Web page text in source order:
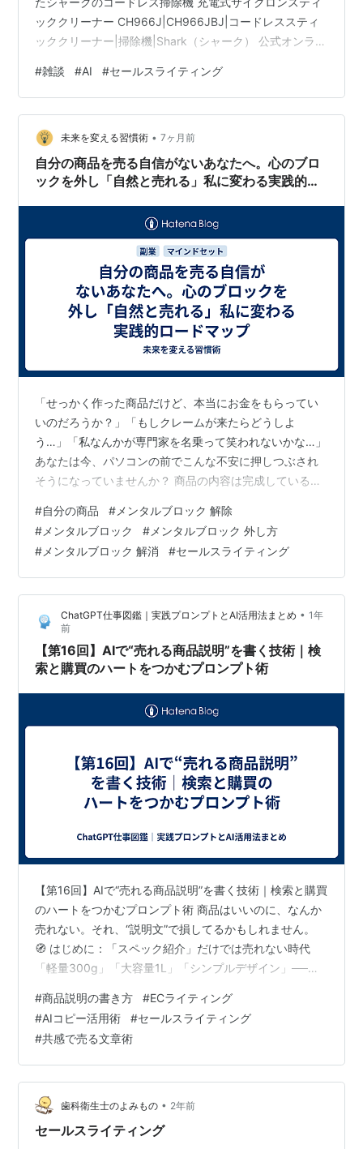
ッククリーナー CH966J|CH966JBJ|コードレススティ
ッククリーナー|掃除機|Shark（シャーク） 公式オンライ
インストア 失敗理由 コードレス、軽量などの宣伝に惑わ
され、一番大事な性能を見落とした 掃除機で一番重要な
性能は？ 掃除機から取り上げると掃除できなくなるもの
とは？ 掃除機で部屋をきれいにするのに一番必要なもの
とは？ ゴミを吸う力 ＝ 吸引力 です。 …
#雑談 #AI #セールスライティング
未来を変える習慣術 • 7ヶ月前
自分の商品を売る自信がないあなたへ。心のブロ
ックを外し「自然と売れる」私に変わる実践的ロ
「せっかく作った商品だけど、本当にお金をもらってい
いのだろうか？」「もしクレームが来たらどうしよ
う…」「私なんかが専門家を名乗って笑われないかな…」
あなたは今、パソコンの前でこんな不安に押しつぶされ
そうになっていませんか？ 商品の内容は完成している。
して告知するだけ。それなのに、最後の一歩がどうして
も踏み出せない。 その気持ち、痛いほどよくわかりま
す。 実は、「商品が売れない」と悩む人の9割は、商品
の質以前に、この「売る自信のなさ（メンタルブロッ
ク）」によって自滅しています。 しかし、断言します。
自信がないのは、あなたの能力が低いからではあり…
#自分の商品 # メンタルブロック 解除
# メンタルブロック # メンタルブロック 外し方
# メンタルブロック 解消 #セールスライティング
ChatGPT仕事図鑑｜実践プロンプトとAI活用法まとめ • 1年
前
【第16回】AIで“売れる商品説明”を書く技術｜検
索と購買のハートをつかむプロンプト術
【第16回】AIで“売れる商品説明”を書く技術｜検索と購買
のハートをつかむプロンプト術 商品はいいのに、なんか
売れない。それ、“説明文”で損してるかもしれません。
🧭 はじめに：「スペック紹介」だけでは売れない時代
「軽量300g」「大容量1L」「シンプルデザイン」──そ
ザーが欲しいのは、**“自分にとっての価値がわかる言
葉”**です。 だからこそAIを使って： ターゲットに刺さ
る視点の発見 比較検討時に有利になる表現 共感と納得を
生むストーリー化 こうした“売れる構成”を言葉の地層レ
ベルで発掘するのが今回の目的です。 🔍 「検索に強い説
明文…
#商品説明の書き方 #ECライティング
#AIコピー活用術 #セールスライティング
#共感で売る文章術
歯科衛生士のよみもの • 2年前
セールスライティング